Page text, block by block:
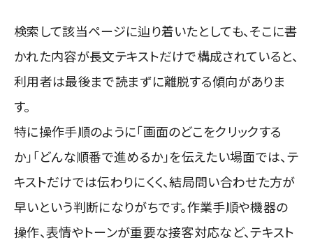
検索して該当ページに辿り着いたとしても、そこに書
かれた内容が長文テキストだけで構成されていると、
利用者は最後まで読まずに離脱する傾向がありま
す。
特に操作手順のように「画面のどこをクリックする
か」「どんな順番で進めるか」を伝えたい場面では、テ
キストだけでは伝わりにくく、結局問い合わせた方が
早いという判断になりがちです。作業手順や機器の
操作、表情やトーンが重要な接客対応など、テキスト